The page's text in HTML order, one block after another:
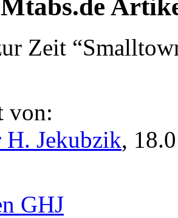
Zeit
von:
H. Jekubzik,
GHJ